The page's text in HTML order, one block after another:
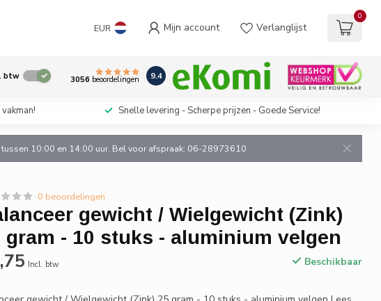
EUR Mijn account Verlanglijst
0
btw 3056 beoordelingen 9.4
Snelle levering - Scherpe prijzen - Goede Service!
tussen 10:00 en 14:00 uur. Bel voor afspraak: 06-28973610
0 beoordelingen
gewicht / Wielgewicht (Zink)
gram - 10 stuks - aluminium velgen
Incl. btw Beschikbaar